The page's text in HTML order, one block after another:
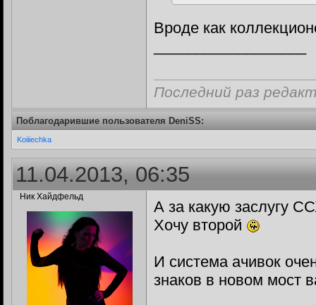
Вроде как
Последний раз
Поблагодарившие пользователя DeniSS:
Koiiiechka
11.04.2013, 06:35
Ник Хайдфельд
А за какую заслугу
Хочу второй
И система ачивок
знаков в новом мост